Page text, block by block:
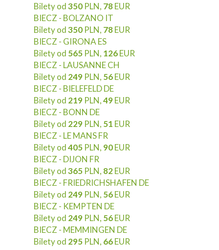
Bilety od350 PLN, 78EUR
BIECZ - BOLZANO IT
Bilety od350 PLN, 78EUR
BIECZ - GIRONA ES
Bilety od 565 PLN, 126EUR
BIECZ - LAUSANNE CH
Bilety od 249 PLN, 56EUR
BIECZ - BIELEFELD DE
Bilety od 219 PLN,49EUR
BIECZ - BONN DE
Bilety od 229 PLN, 51 EUR
BIECZ - LE MANS FR
Bilety od405 PLN, 90EUR
BIECZ - DIJON FR
Bilety od365 PLN, 82EUR
BIECZ - FRIEDRICHSHAFEN DE
Bilety od 249 PLN, 56EUR
BIECZ - KEMPTEN DE
Bilety od 249 PLN, 56EUR
BIECZ - MEMMINGEN DE
Bilety od 295 PLN, 66EUR